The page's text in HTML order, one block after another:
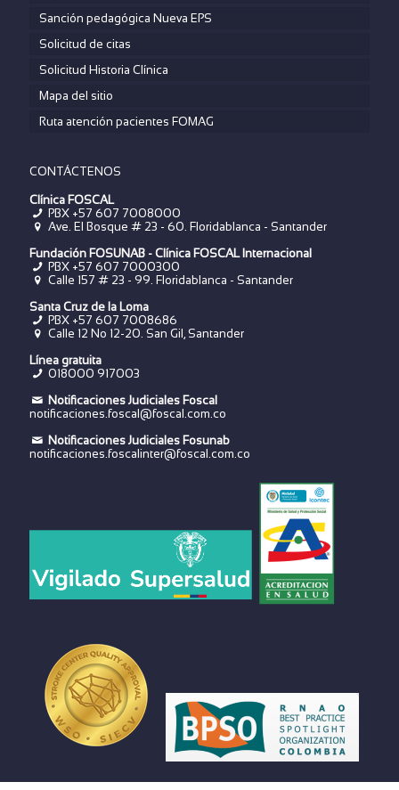
Sanción pedagógica Nueva EPS
Solicitud de citas
Solicitud Historia Clínica
Mapa del sitio
Ruta atención pacientes FOMAG
CONTÁCTENOS
Clínica FOSCAL
PBX +57 607 7008000
Ave. El Bosque # 23 - 60. Floridablanca - Santander
Fundación FOSUNAB - Clínica FOSCAL Internacional
PBX +57 607 7000300
Calle 157 # 23 - 99. Floridablanca - Santander
Santa Cruz de la Loma
PBX +57 607 7008686
Calle 12 No 12-20. San Gil, Santander
Línea gratuita
018000 917003
Notificaciones Judiciales Foscal
notificaciones.foscal@foscal.com.co
Notificaciones Judiciales Fosunab
notificaciones.foscalinter@foscal.com.co